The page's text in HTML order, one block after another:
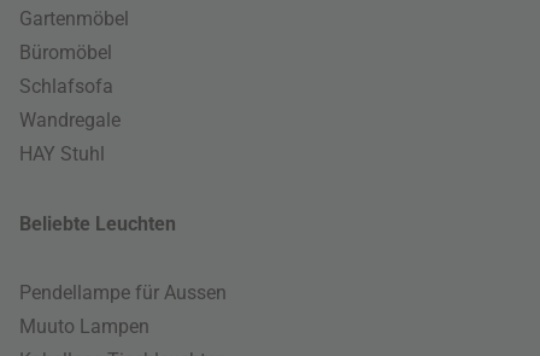
Gartenmöbel
Büromöbel
Schlafsofa
Wandregale
HAY Stuhl
Beliebte Leuchten
Pendellampe für Aussen
Muuto Lampen